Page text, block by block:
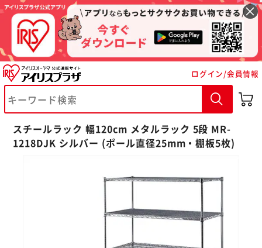
ログイン/会員情報
スチールラック 幅120cm メタルラック 5段 MR-
1218DJK シルバー (ポール直径25mm・棚板5枚)